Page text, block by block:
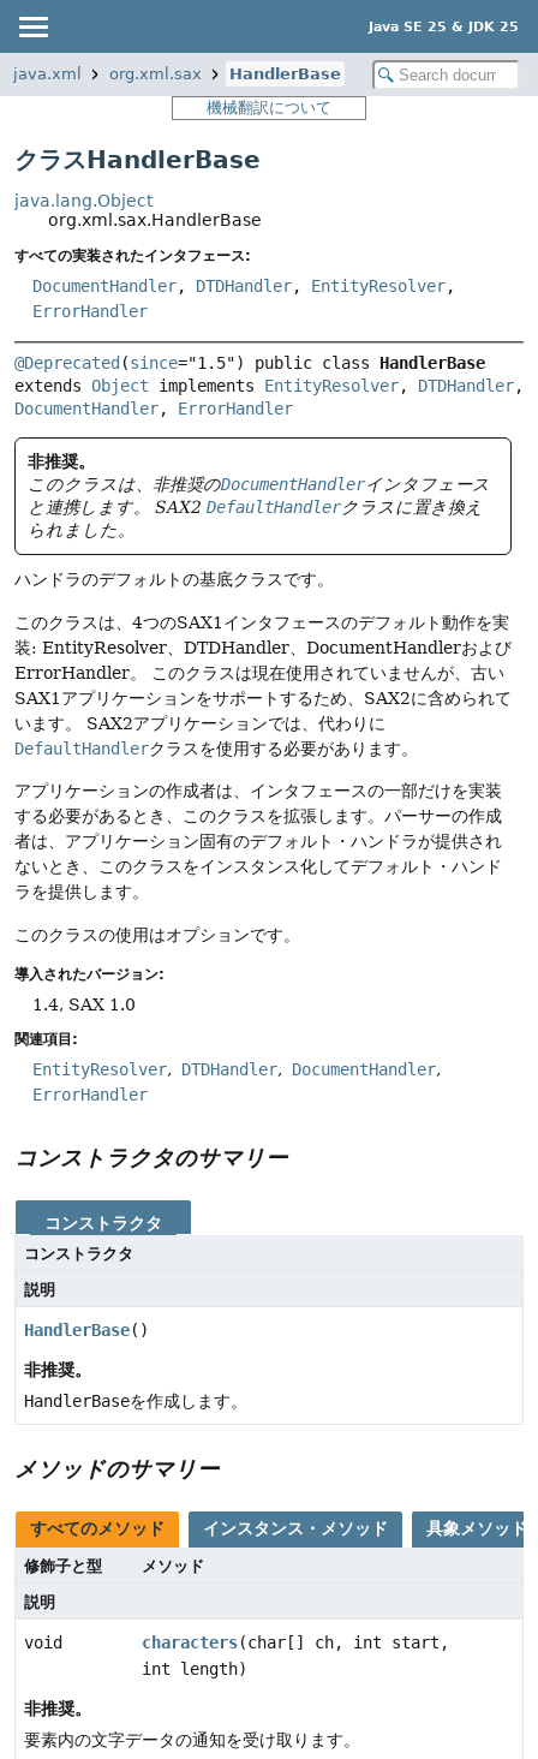
Java SE 25 & JDK 25
java.xml org.xml.sax
HandlerBase
機械翻訳について
クラスHandlerBase
java.lang.Object
org.xml.sax.HandlerBase
すべての実装されたインタフェース:
DocumentHandler, DTDHandler, EntityResolver,
ErrorHandler
@Deprecated (since="1.5") public class HandlerBase
extends Object implements EntityResolver, DTDHandler
DocumentHandler, ErrorHandler
非推奨。
このクラスは、非推奨のDocumentHandlerインタフェース
と連携します。
SAX2 DefaultHandlerクラスに置き換え
られました。
ハンドラのデフォルトの基底クラスです。
このクラスは、4つのSAX1インタフェースのデフォルト動作を実
装: EntityResolver、DTDHandler、DocumentHandlerおよび
ErrorHandler。
このクラスは現在使用されていませんが、古い
SAX1アプリケーションをサポートするため、SAX2に含められて
います。
SAX2アプリケーションでは、代わりに
DefaultHandlerクラスを使用する必要があります。
アプリケーションの作成者は、インタフェースの一部だけを実装
する必要があるとき、このクラスを拡張します。パーサーの作成
者は、アプリケーション固有のデフォルト・ハンドラが提供され
ないとき、このクラスをインスタンス化してデフォルト・ハンド
ラを提供します。
このクラスの使用はオプションです。
導入されたバージョン:
1.4, SAX 1.0
関連項目:
EntityResolver DTDHandler
DocumentHandler
ErrorHandler
コンストラクタのサマリー
コンストラクタ
コンストラクタ
説明
HandlerBase()
非推奨。
HandlerBaseを作成します。
メソッドのサマリー
すべてのメソッド インスタンス・メソッド 具象メソッド
修飾子と型
メソッド
説明
void characters(char[] ch, int start,
int length)
非推奨。
要素内の文字データの通知を受け取ります。